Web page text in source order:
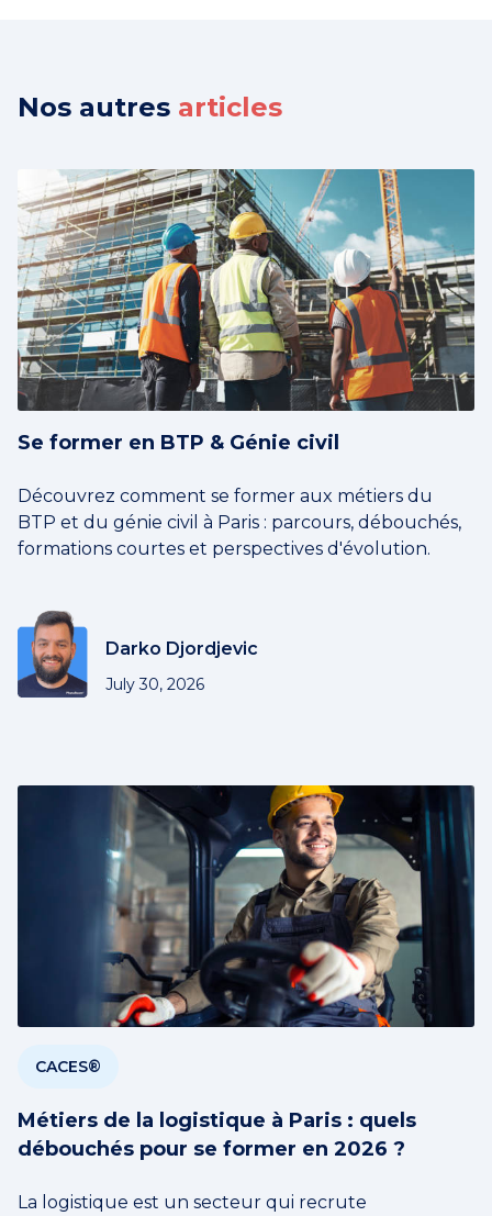
Nos autres articles
Se former en BTP & Génie civil
Découvrez comment se former aux métiers du
BTP et du génie civil à Paris : parcours, débouchés,
formations courtes et perspectives d'évolution.
Darko Djordjevic
July 30, 2026
CACES®
Métiers de la logistique à Paris : quels
débouchés pour se former en 2026 ?
La logistique est un secteur qui recrute